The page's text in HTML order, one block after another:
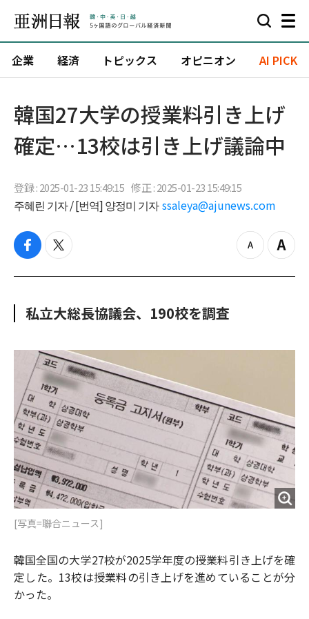
企業 経済 トピックス オピニオン AI PICK
韓国27大学の授業料引き上げ
確定…13校は引き上げ議論中
登録 : 2025-01-23 15:49:15 修正 : 2025-01-23 15:49:15
주혜린 기자 / [번역] 양정미 기자 ssaleya@ajunews.com
f
c
o
t
i
e
z
o
Z
o
私立大総長協議会、190校を調査
[写真=聯合ニュース]
韓国全国の大学27校が2025学年度の授業料引き上げを確
定した。13校は授業料の引き上げを進めていることが分
かった。